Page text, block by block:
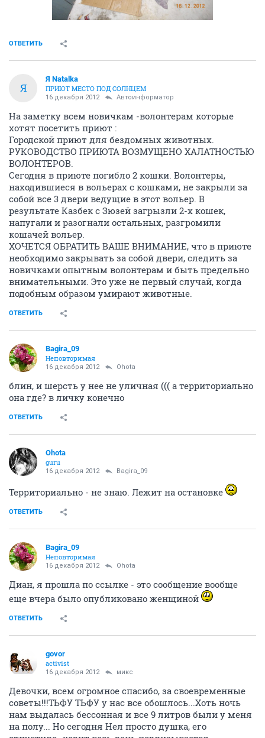
ОТВЕТИТЬ
Я
Я Natalka
ПРИЮТ МЕСТО ПОД СОЛНЦЕМ
16 декабря 2012 Автоинформатор
На заметку всем новичкам -волонтерам которые
хотят посетить приют :
Городской приют для бездомных животных.
РУКОВОДСТВО ПРИЮТА ВОЗМУЩЕНО ХАЛАТНОСТЬЮ
ВОЛОНТЕРОВ.
Сегодня в приюте погибло 2 кошки. Волонтеры,
находившиеся в вольерах с кошками, не закрыли за
собой все 3 двери ведущие в этот вольер. В
результате Казбек с Зюзей загрызли 2-х кошек,
напугали и разогнали остальных, разгромили
кошачей вольер.
ХОЧЕТСЯ ОБРАТИТЬ ВАШЕ ВНИМАНИЕ, что в приюте
необходимо закрывать за собой двери, следить за
новичками опытным волонтерам и быть предельно
внимательными. Это уже не первый случай, когда
подобным образом умирают животные.
ОТВЕТИТЬ
Bagira_09
Неповторимая
16 декабря 2012 Ohota
блин, и шерсть у нее не уличная ((( а территориально
она где? в личку конечно
ОТВЕТИТЬ
Ohota
guru
16 декабря 2012 Bagira_09
Территориально - не знаю. Лежит на остановке
ОТВЕТИТЬ
Bagira_09
Неповторимая
16 декабря 2012 Ohota
Диан, я прошла по ссылке - это сообщение вообще
еще вчера было опубликовано женщиной
ОТВЕТИТЬ
govor
activist
16 декабря 2012 микс
Девочки, всем огромное спасибо, за своевременные
советы!!!ТЬФУ ТЬФУ у нас все обошлось...Хоть ночь
нам выдалась бессонная и все 9 литров были у меня
на полу... Но сегодня Нел просто душка, его